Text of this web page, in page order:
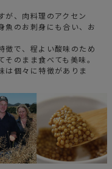
が、肉料理のアクセン
魚のお刺身にも合い、お
徴で、程よい酸味のため
のまま食べても美味。
は個々に特徴がありま